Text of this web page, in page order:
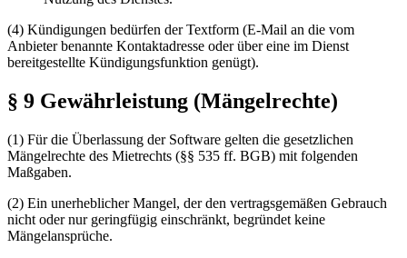
(4) Kündigungen bedürfen der Textform (E-Mail an die vom
Anbieter benannte Kontaktadresse oder über eine im Dienst
bereitgestellte Kündigungsfunktion genügt).
§ 9 Gewährleistung (Mängelrechte)
(1) Für die Überlassung der Software gelten die gesetzlichen
Mängelrechte des Mietrechts (§§ 535 ff. BGB) mit folgenden
Maßgaben.
(2) Ein unerheblicher Mangel, der den vertragsgemäßen Gebrauch
nicht oder nur geringfügig einschränkt, begründet keine
Mängelansprüche.